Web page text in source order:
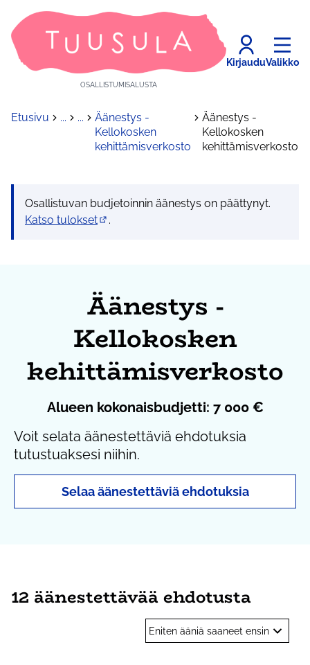
OSALLISTUMISALUSTA
KirjauduValikko
Etusivu ... ...
Äänestys -
Kellokosken
kehittämisverkosto
Äänestys -
Kellokosken
kehittämisverkosto
Osallistuvan budjetoinnin äänestys on päättynyt.
Katso tulokset
.
Äänestys -
Kellokosken
kehittämisverkosto
Alueen kokonaisbudjetti: 7 000 €
Voit selata äänestettäviä ehdotuksia
tutustuaksesi niihin.
Selaa äänestettäviä ehdotuksia
12 äänestettävää ehdotusta
Eniten ääniä saaneet ensin